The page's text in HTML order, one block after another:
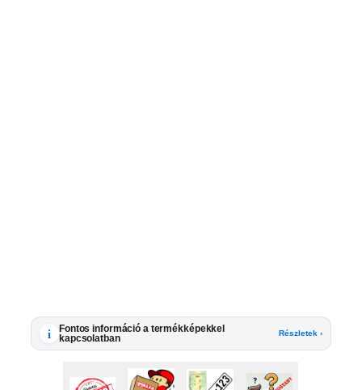
i
Fontos információ a termékképekkel
kapcsolatban
Részletek ›